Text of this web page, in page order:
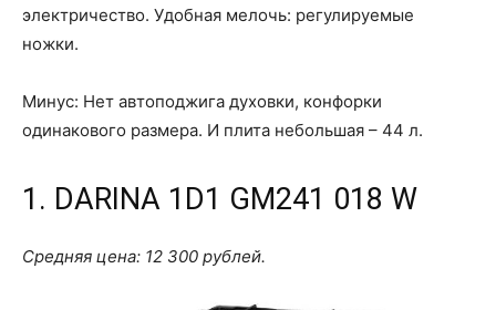
электричество. Удобная мелочь: регулируемые
ножки.
Минус: Нет автоподжига духовки, конфорки
одинакового размера. И плита небольшая – 44 л.
1. DARINA 1D1 GM241 018 W
Средняя цена: 12 300 рублей.